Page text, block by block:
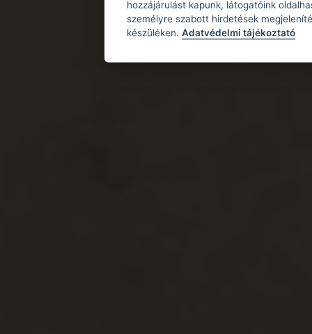
hozzájárulást kapunk, látogatóink
személyre szabott hirdetések
készüléken. Adatvédelmi tájékoztató